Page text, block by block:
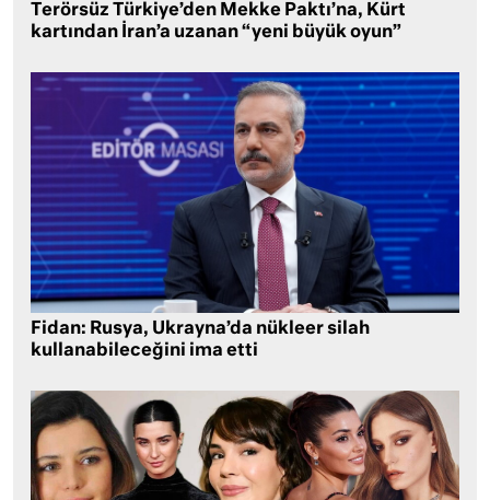
Terörsüz Türkiye’den Mekke Paktı’na, Kürt
kartından İran’a uzanan “yeni büyük oyun”
Fidan: Rusya, Ukrayna’da nükleer silah
kullanabileceğini ima etti